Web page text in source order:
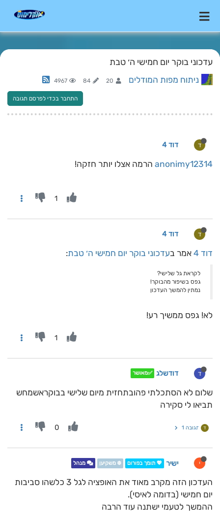
עדכוני בוקר יום חמישי ה׳ טבת
ניתוח מפות המודלים 20
84
4967
התחבר בכדי לפרסם תגובה
ד דוד 4
anonimy12314 הרמה אצלו יותר חזקה!
1
ד דוד 4
דוד 4 אמר בעדכוני בוקר יום חמישי ה׳ טבת:
לקראת גל שלישי?
גפס בשיפור מהבוקר!
נמתין להמשך העדכון
לא! גפס ממשיך רע!
1
ד דודשלג ✅מאושר
שלום לא הסתכלתי פהובתחזית מיום שלישי בבוקראשמחש
תביאו לי סקירה
ד תגובה 1 0
י ישיר 💖 תומך בפורום ❄️ משקיען מנהל
העדכון הזה מקרב מאוד את האופציה לגל 3 כלשהו סביבות
יום חמישי (בדומה לאיסי).
ההמשך לטעמי ישתנה עוד הרבה